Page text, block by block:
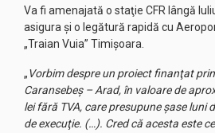
Va fi amenajată o staţie CFR lângă
asigura şi o legătură rapidă cu
„Traian Vuia” Timişoara.
„Vorbim despre un proiect finanţat
Caransebeş – Arad, în valoare de
lei fără TVA, care presupune şase luni
de execuţie. (…). Cred că acesta este